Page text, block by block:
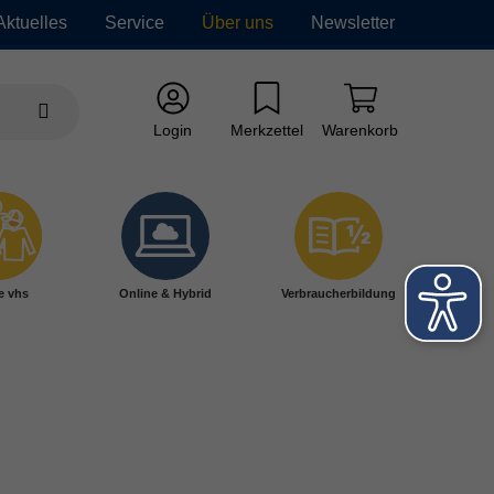
Service Über uns Newsletter
Login Merkzettel Warenkorb
vhs Online & Hybrid Verbraucherbildung